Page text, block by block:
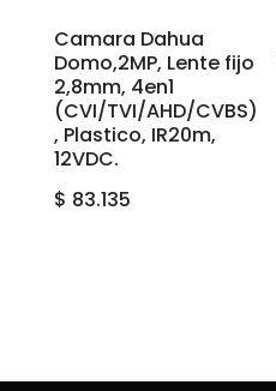
Camara Dahua
Domo,2MP, Lente fijo
2,8mm, 4en1
(CVI/TVI/AHD/CVBS)
, Plastico, IR20m,
12VDC.
$ 83.135